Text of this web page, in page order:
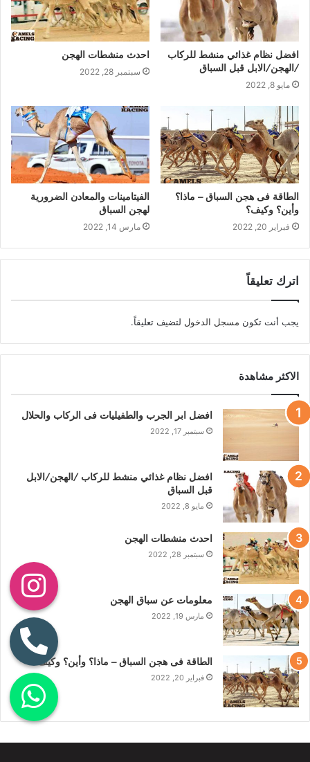
افضل نظام غذائي منشط للركاب
/الهجن/الابل قبل السباق
مايو 8, 2022
احدث منشطات الهجن
سبتمبر 28, 2022
الطاقة فى هجن السباق – ماذا؟
وأين؟ وكيف؟
فبراير 20, 2022
الفيتامينات والمعادن الضرورية
لهجن السباق
مارس 14, 2022
اترك تعليقاً
يجب أنت تكون مسجل الدخول لتضيف تعليقاً.
الاكثر مشاهدة
افضل ابر الجرب والطفيليات فى الركاب والحلال
سبتمبر 17, 2022
افضل نظام غذائي منشط للركاب /الهجن/الابل
قبل السباق
مايو 8, 2022
احدث منشطات الهجن
سبتمبر 28, 2022
معلومات عن سباق الهجن
مارس 19, 2022
الطاقة فى هجن السباق – ماذا؟ وأين؟ وكيف؟
فبراير 20, 2022